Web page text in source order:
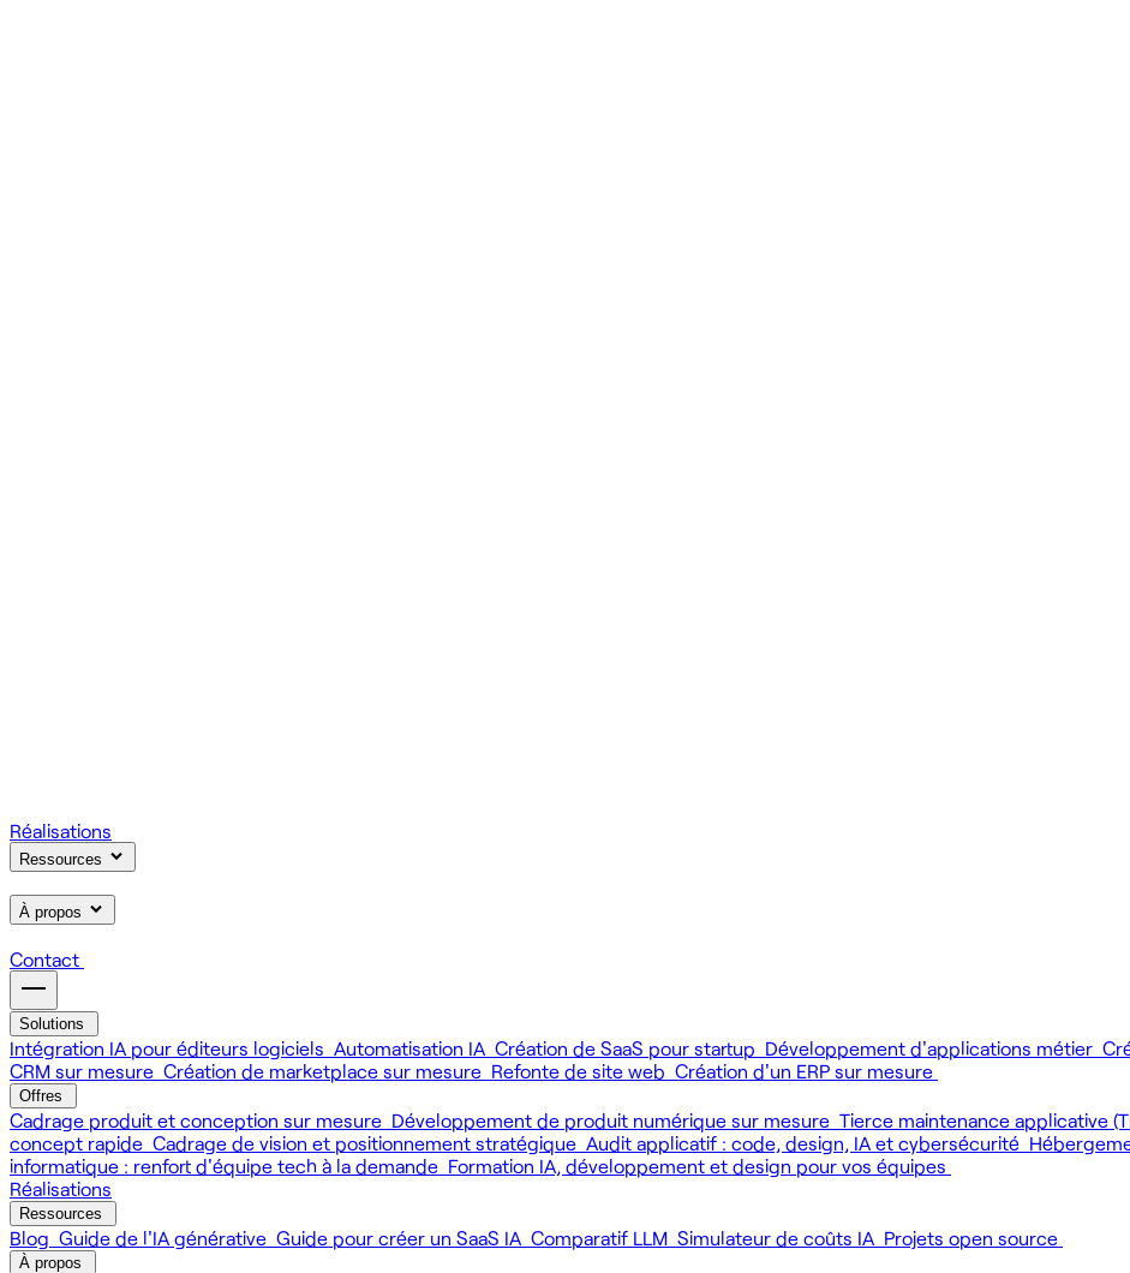
Réalisations
Ressources
À propos
Contact
Solutions
Intégration IA pour éditeurs logiciels Automatisation IA Création de SaaS pour startup Développement d'applications métier
CRM sur mesure Création de marketplace sur mesure Refonte de site web Création d'un ERP sur mesure
Offres
Cadrage produit et conception sur mesure Développement de produit numérique sur mesure Tierce maintenance applicative
concept rapide Cadrage de vision et positionnement stratégique Audit applicatif : code, design, IA et cybersécurité
informatique : renfort d'équipe tech à la demande Formation IA, développement et design pour vos équipes
Réalisations
Ressources
Blog Guide de l'IA générative Guide pour créer un SaaS IA Comparatif LLM Simulateur de coûts IA Projets open source
À propos